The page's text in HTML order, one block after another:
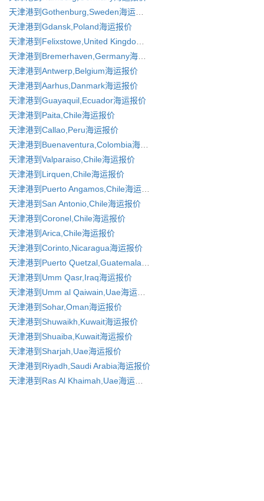
天津港到Gdansk,Poland海运报价
天津港到Antwerp,Belgium海运报价
天津港到Aarhus,Danmark海运报价
天津港到Guayaquil,Ecuador海运报价
天津港到Paita,Chile海运报价
天津港到Callao,Peru海运报价
天津港到Valparaiso,Chile海运报价
天津港到Lirquen,Chile海运报价
天津港到San Antonio,Chile海运报价
天津港到Coronel,Chile海运报价
天津港到Arica,Chile海运报价
天津港到Corinto,Nicaragua海运报价
天津港到Umm Qasr,Iraq海运报价
天津港到Sohar,Oman海运报价
天津港到Shuwaikh,Kuwait海运报价
天津港到Shuaiba,Kuwait海运报价
天津港到Sharjah,Uae海运报价
天津港到Riyadh,Saudi Arabia海运报价